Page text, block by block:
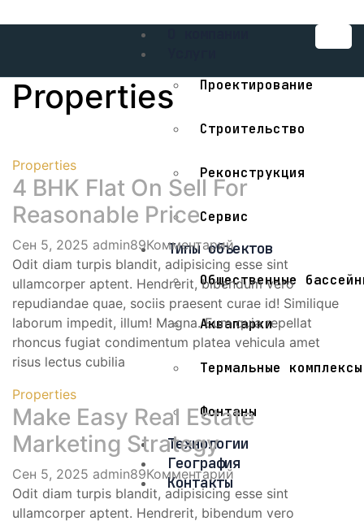
Проектирование
Строительство
Реконструкция
Сервис
Типы объектов
Общественные
Аквапарки
Термальные комплексы
Фонтаны
Технологии
География
Контакты
Properties
Properties
4 BHK Flat On Sell For
Reasonable Price
Сен 5, 2025 admin89Комментарий
Odit diam turpis blandit, adipisicing esse sint
ullamcorper aptent. Hendrerit, bibendum vero
repudiandae quae, sociis praesent curae id! Similique
laborum impedit, illum! Magna. Eum quia repellat
rhoncus fugiat condimentum platea vehicula amet
risus lectus cubilia
Properties
Make Easy Real Estate
Marketing Strategy
Сен 5, 2025 admin89Комментарий
Odit diam turpis blandit, adipisicing esse sint
ullamcorper aptent. Hendrerit, bibendum vero